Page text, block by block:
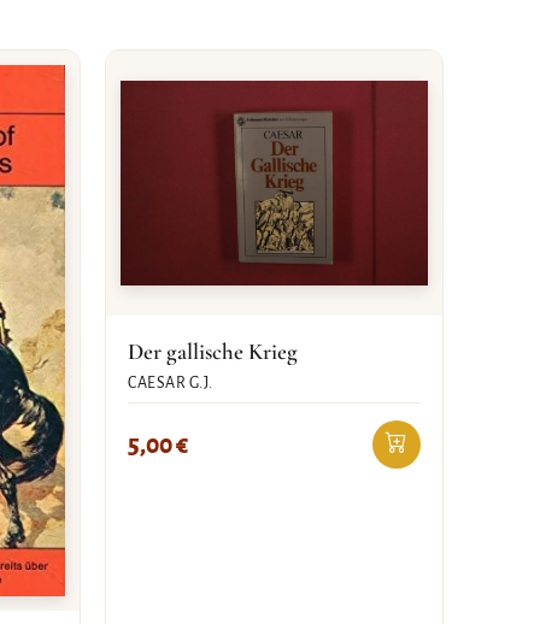
Der gallische Krieg
CAESAR G.J.
5,00€